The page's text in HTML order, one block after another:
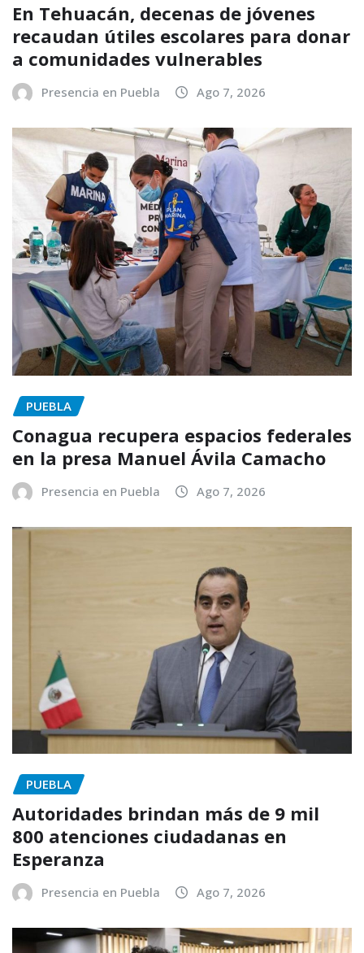
En Tehuacán, decenas de jóvenes
recaudan útiles escolares para donar
a comunidades vulnerables
Presencia en Puebla Ago 7, 2026
PUEBLA
Conagua recupera espacios federales
en la presa Manuel Ávila Camacho
Presencia en Puebla Ago 7, 2026
PUEBLA
Autoridades brindan más de 9 mil
800 atenciones ciudadanas en
Esperanza
Presencia en Puebla Ago 7, 2026